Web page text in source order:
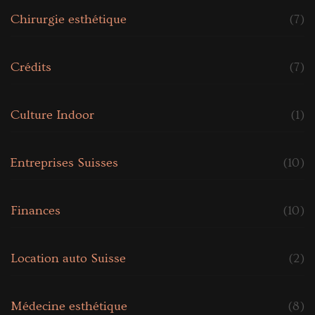
Chirurgie esthétique (7)
Crédits (7)
Culture Indoor (1)
Entreprises Suisses (10)
Finances (10)
Location auto Suisse (2)
Médecine esthétique (8)